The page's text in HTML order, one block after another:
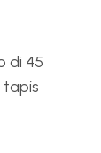
di 45
tapis